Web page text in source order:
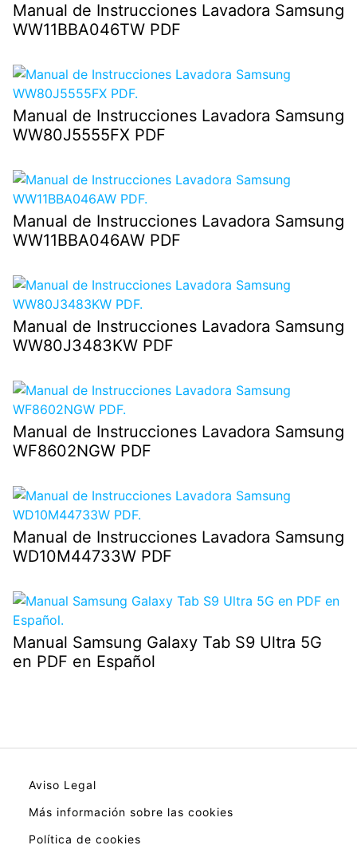
Manual de Instrucciones Lavadora Samsung
WW11BBA046TW PDF
Manual de Instrucciones Lavadora Samsung
WW80J5555FX PDF
Manual de Instrucciones Lavadora Samsung
WW11BBA046AW PDF
Manual de Instrucciones Lavadora Samsung
WW80J3483KW PDF
Manual de Instrucciones Lavadora Samsung
WF8602NGW PDF
Manual de Instrucciones Lavadora Samsung
WD10M44733W PDF
Manual Samsung Galaxy Tab S9 Ultra 5G
en PDF en Español
Aviso Legal
Más información sobre las cookies
Política de cookies